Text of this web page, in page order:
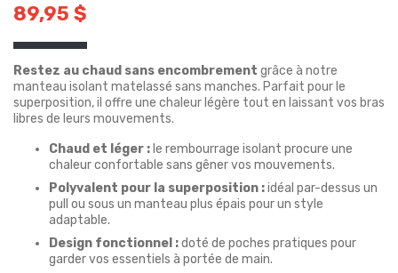
89,95 $
Restez au chaud sans encombrement grâce à notre
manteau isolant matelassé sans manches. Parfait pour le
superposition, il offre une chaleur légère tout en laissant vos bras
libres de leurs mouvements.
Chaud et léger : le rembourrage isolant procure une
chaleur confortable sans gêner vos mouvements.
Polyvalent pour la superposition :idéal par-dessus un
pull ou sous un manteau plus épais pour un style
adaptable.
Design fonctionnel :doté de poches pratiques pour
garder vos essentiels à portée de main.